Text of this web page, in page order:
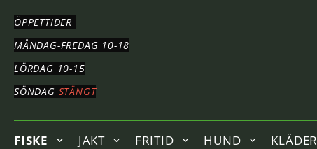
TILL
HUVUDNAVIGERINGHOPPA
TILL
HUVUDINNEHÅLLET
ÖPPETTIDER
MÅNDAG-FREDAG 10-18
LÖRDAG 10-15
SÖNDAG STÄNGT
FISKE JAKT FRITID HUND KLÄDER